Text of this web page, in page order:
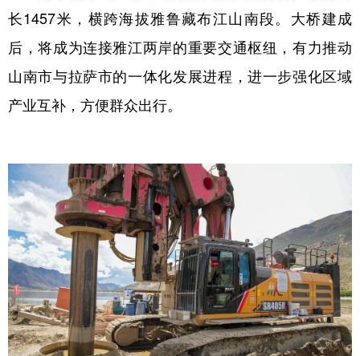
长1457米，横跨海拔雅鲁藏布江山南段。大桥建成
后，将成为连接雅江两岸的重要交通枢纽，有力推动
山南市与拉萨市的一体化发展进程，进一步强化区域
产业互补，方便群众出行。